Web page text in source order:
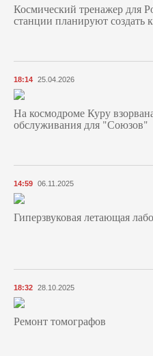
Космический тренажер для
станции планируют создать
18:14 25.04.2026
На космодроме Куру
обслуживания для "Союзов"
14:59 06.11.2025
Гиперзвуковая летающая
18:32 28.10.2025
Ремонт томографов